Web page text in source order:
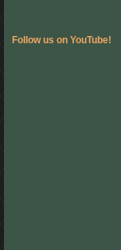
Follow us on YouTube!